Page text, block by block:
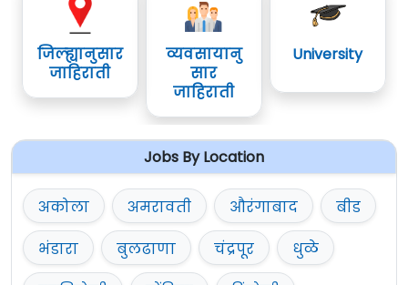
जिल्ह्यानुसार
जाहिराती
व्यवसायानु
सार
जाहिराती
University
Jobs By Location
अकोला अमरावती औरंगाबाद
बीड
भंडारा
बुलढाणा चंद्रपूर
धुळे